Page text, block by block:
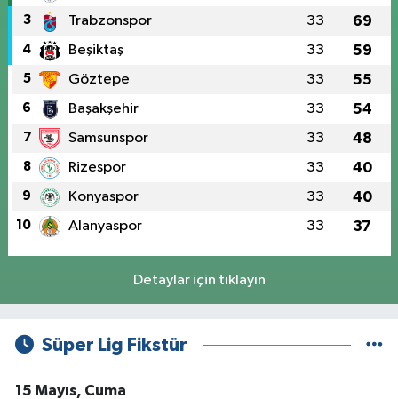
3 Trabzonspor 33 69
4 Beşiktaş 33 59
5 Göztepe 33 55
6 Başakşehir 33 54
7 Samsunspor 33 48
8 Rizespor 33 40
9 Konyaspor 33 40
10 Alanyaspor 33 37
Detaylar için tıklayın
Süper Lig Fikstür
15 Mayıs, Cuma